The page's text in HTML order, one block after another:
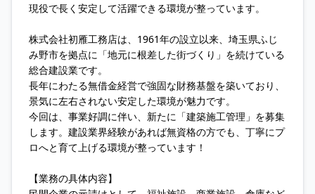
現役で長く安定して活躍できる環境が整っています。
株式会社初雁工務店は、1961年の設立以来、埼玉県ふじ
み野市を拠点に「地元に根差した街づくり」を続けている
総合建設業です。
長年にわたる無借金経営で強固な財務基盤を築いており、
景気に左右されない安定した環境が魅力です。
今回は、事業好調に伴い、新たに「建築施工管理」を募集
します。建設業界経験があれば無資格の方でも、丁寧にプ
ロへと育て上げる環境が整っています！
【業務の具体内容】